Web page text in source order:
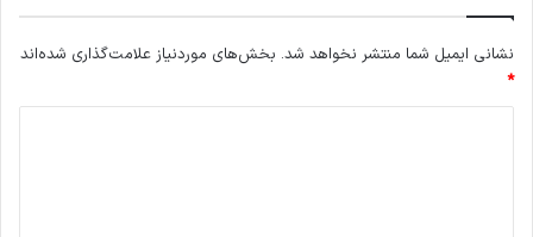
نشانی ایمیل شما منتشر نخواهد شد. بخش‌های موردنیاز علامت‌گذاری شده‌اند
*